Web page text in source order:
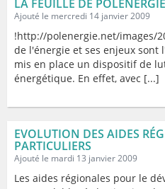
LA FEUILLE DE
Ajouté le mercredi 14 janvier 2009
!http://polenergie.net/images/
de l'énergie et ses enjeux sont
mis en place un dispositif de
énergétique. En effet, avec [...]
EVOLUTION DES AIDES
PARTICULIERS
Ajouté le mardi 13 janvier 2009
Les aides régionales pour le